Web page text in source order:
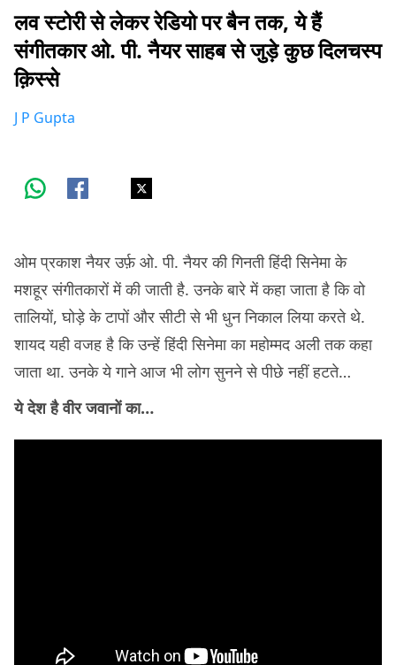
लव स्टोरी से लेकर रेडियो पर बैन तक, ये हैं
संगीतकार ओ. पी. नैयर साहब से जुड़े कुछ दिलचस्प
क़िस्से
J P Gupta
ओम प्रकाश नैयर उर्फ़ ओ. पी. नैयर की गिनती हिंदी सिनेमा के
मशहूर संगीतकारों में की जाती है. उनके बारे में कहा जाता है कि वो
तालियों, घोड़े के टापों और सीटी से भी धुन निकाल लिया करते थे.
शायद यही वजह है कि उन्हें हिंदी सिनेमा का महोम्मद अली तक कहा
जाता था. उनके ये गाने आज भी लोग सुनने से पीछे नहीं हटते…
ये देश है वीर जवानों का…